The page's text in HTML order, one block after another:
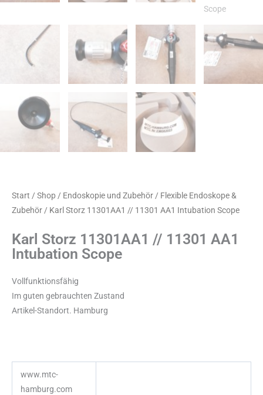
Start / Shop / Endoskopie und Zubehör / Flexible Endoskope &
Zubehör / Karl Storz 11301AA1 // 11301 AA1 Intubation Scope
Karl Storz 11301AA1 // 11301 AA1
Intubation Scope
Vollfunktionsfähig
Im guten gebrauchten Zustand
Artikel-Standort. Hamburg
www.mtc-
hamburg.com